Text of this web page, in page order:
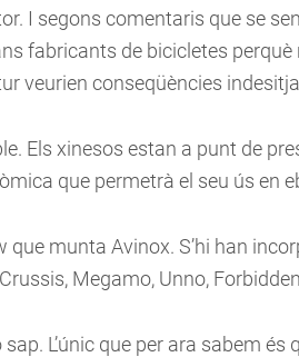
I segons comentaris que se
fabricants de bicicletes perquè
veurien conseqüències
Els xinesos estan a punt de
que permetrà el seu ús en
que munta Avinox. S’hi han
Megamo, Unno,
L’únic que per ara sabem